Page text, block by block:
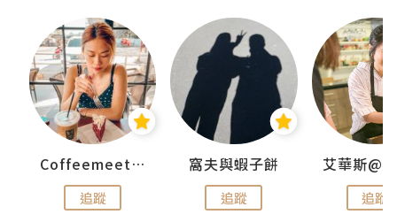
Coffeemeetjojo
追蹤
窩夫與蝦子餅
追蹤 追蹤